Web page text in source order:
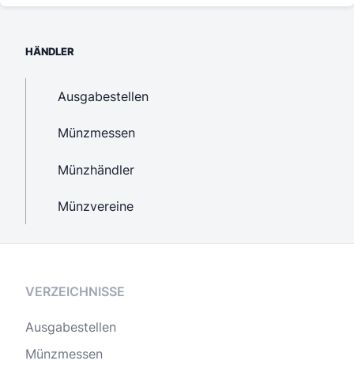
HÄNDLER
Ausgabestellen
Münzmessen
Münzhändler
Münzvereine
VERZEICHNISSE
Ausgabestellen
Münzmessen